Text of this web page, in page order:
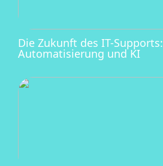
Die Zukunft des IT-Supports:
Automatisierung und KI